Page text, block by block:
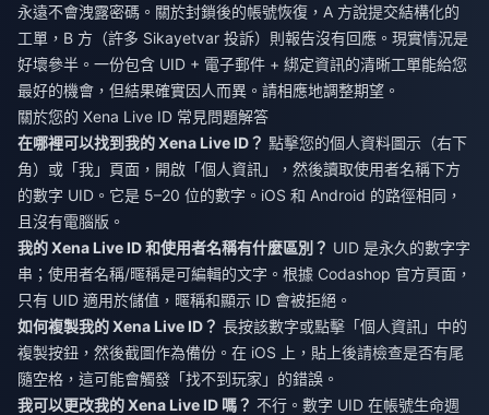
永遠不會洩露密碼。關於封鎖後的帳號恢復，A 方說提交結構化的
工單，B 方（許多 Sikayetvar 投訴）則報告沒有回應。現實情況是
好壞參半。一份包含 UID + 電子郵件 + 綁定資訊的清晰工單能給您
最好的機會，但結果確實因人而異。請相應地調整期望。
關於您的 Xena Live ID 常見問題解答
在哪裡可以找到我的 Xena Live ID？ 點擊您的個人資料圖示（右下
角）或「我」頁面，開啟「個人資訊」，然後讀取使用者名稱下方
的數字 UID。它是 5–20 位的數字。iOS 和 Android 的路徑相同，
且沒有電腦版。
我的 Xena Live ID 和使用者名稱有什麼區別？ UID 是永久的數字字
串；使用者名稱/暱稱是可編輯的文字。根據 Codashop 官方頁面，
只有 UID 適用於儲值，暱稱和顯示 ID 會被拒絕。
如何複製我的 Xena Live ID？ 長按該數字或點擊「個人資訊」中的
複製按鈕，然後截圖作為備份。在 iOS 上，貼上後請檢查是否有尾
隨空格，這可能會觸發「找不到玩家」的錯誤。
我可以更改我的 Xena Live ID 嗎？ 不行。數字 UID 在帳號生命週